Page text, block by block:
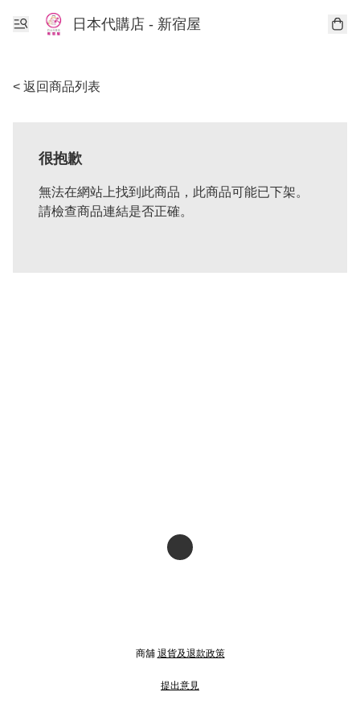
日本代購店 - 新宿屋
< 返回商品列表
很抱歉
無法在網站上找到此商品，此商品可能已下架。
請檢查商品連結是否正確。
商舖 退貨及退款政策
提出意見